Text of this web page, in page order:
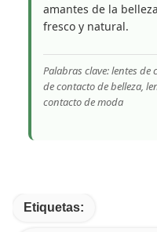
amantes de la
fresco y natural.
Palabras clave: lentes de
de contacto de belleza,
contacto de moda
Etiquetas: